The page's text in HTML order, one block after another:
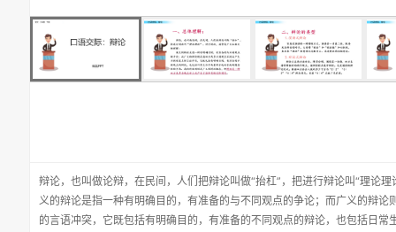
辩论，也叫做论辩，在民间，人们把辩论叫做“抬杠”，把进行辩论叫“理论
义的辩论是指一种有明确目的，有准备的与不同观点的争论；而广义的辩
的言语冲突，它既包括有明确目的，有准备的不同观点的辩论，也包括日